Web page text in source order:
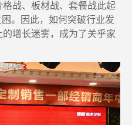
格战、板材战、套餐战此起
。因此，如何突破行业发
增长迷雾，成为了关乎家